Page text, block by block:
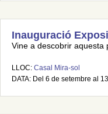
Inauguració
Vine a descobrir aquesta
LLOC: Casal Mira-sol
DATA: Del 6 de setembre al